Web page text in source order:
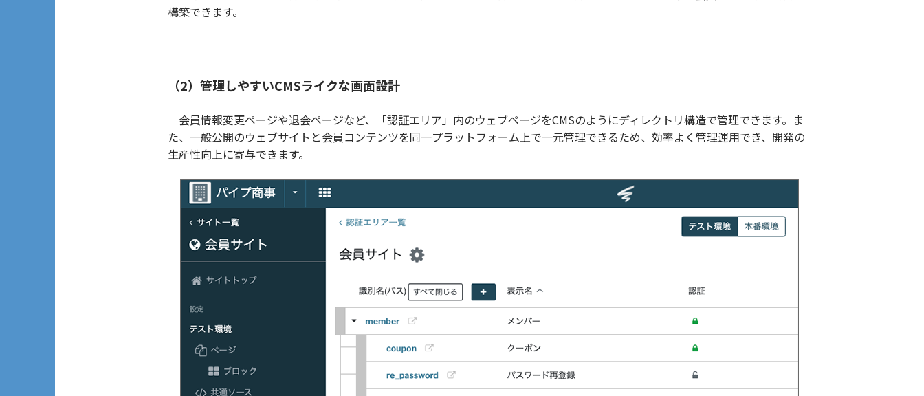
構築できます。
（2）管理しやすいCMSライクな画面設計
会員情報変更ページや退会ページなど、「認証エリア」内のウェブページをCMSのようにディレクトリ構造で管理できます。ま
た、一般公開のウェブサイトと会員コンテンツを同一プラットフォーム上で一元管理できるため、効率よく管理運用でき、開発の
生産性向上に寄与できます。